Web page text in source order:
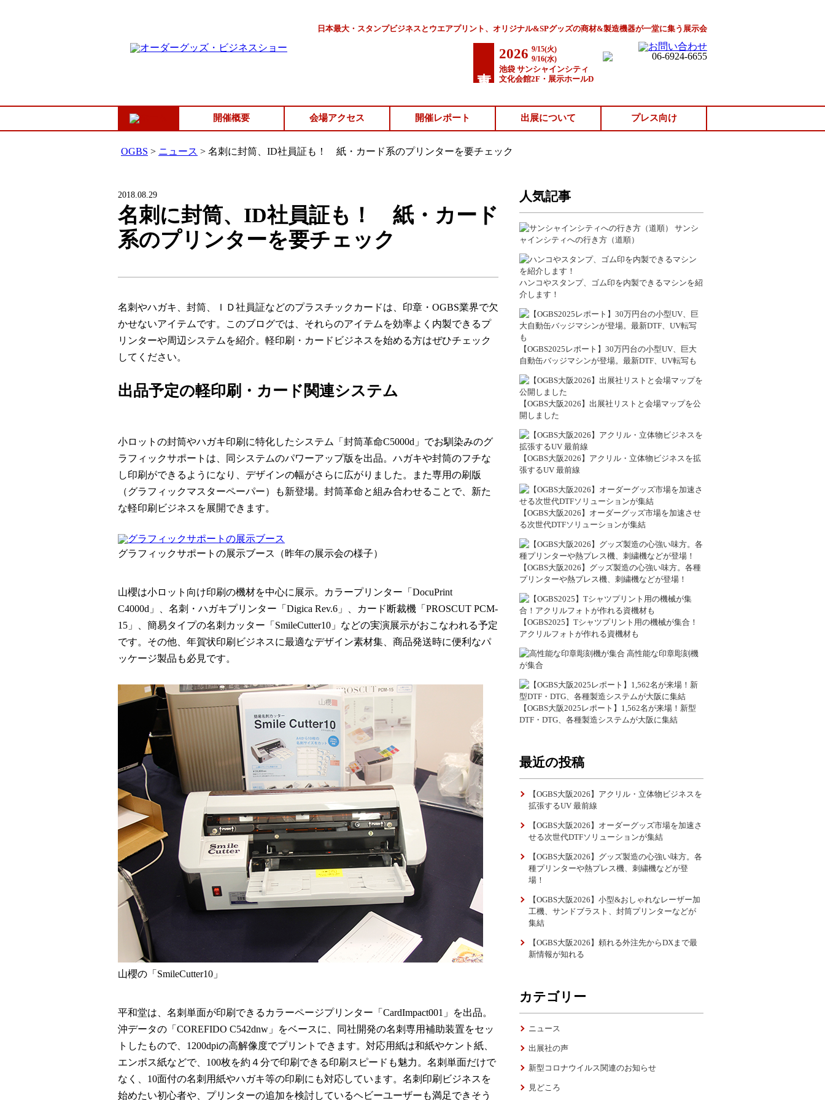
日本最大・スタンプビジネスとウエアプリント、オリジナル&SPグッズの商材&製造機器が一堂に集う展示会
2026 9/15(火)
9/16(水)
池袋 サンシャインシティ
文化会館2F・展示ホールD
開催概要 会場アクセス 開催レポート 出展について プレス向け
OGBS > ニュース > 名刺に封筒、ID社員証も！ 紙・カード系のプリンターを要チェック
2018.08.29
名刺に封筒、ID社員証も！ 紙・カード
系のプリンターを要チェック
名刺やハガキ、封筒、ＩＤ社員証などのプラスチックカードは、印章・OGBS業界で欠
かせないアイテムです。このブログでは、それらのアイテムを効率よく内製できるプ
リンターや周辺システムを紹介。軽印刷・カードビジネスを始める方はぜひチェック
してください。
出品予定の軽印刷・カード関連システム
小ロットの封筒やハガキ印刷に特化したシステム「封筒革命C5000d」でお馴染みのグ
ラフィックサポートは、同システムのパワーアップ版を出品。ハガキや封筒のフチな
し印刷ができるようになり、デザインの幅がさらに広がりました。また専用の刷版
（グラフィックマスターペーパー）も新登場。封筒革命と組み合わせることで、新た
な軽印刷ビジネスを展開できます。
グラフィックサポートの展示ブース（昨年の展示会の様子）
山櫻は小ロット向け印刷の機材を中心に展示。カラープリンター「DocuPrint
C4000d」、名刺・ハガキプリンター「Digica Rev.6」、カード断裁機「PROSCUT PCM-
15」、簡易タイプの名刺カッター「SmileCutter10」などの実演展示がおこなわれる予定
です。その他、年賀状印刷ビジネスに最適なデザイン素材集、商品発送時に便利なパ
ッケージ製品も必見です。
山櫻の「SmileCutter10」
平和堂は、名刺単面が印刷できるカラーページプリンター「CardImpact001」を出品。
沖データの「COREFIDO C542dnw」をベースに、同社開発の名刺専用補助装置をセッ
トしたもので、1200dpiの高解像度でプリントできます。対応用紙は和紙やケント紙、
エンボス紙などで、100枚を約４分で印刷できる印刷スピードも魅力。名刺単面だけで
なく、10面付の名刺用紙やハガキ等の印刷にも対応しています。名刺印刷ビジネスを
始めたい初心者や、プリンターの追加を検討しているヘビーユーザーも満足できそう
人気記事
サンシ
ャインシティへの行き方（道順）
ハンコやスタンプ、ゴム印を内製できるマシンを紹
介します！
【OGBS2025レポート】30万円台の小型UV、巨大
自動缶バッジマシンが登場。最新DTF、UV転写も
【OGBS大阪2026】出展社リストと会場マップを公
開しました
【OGBS大阪2026】アクリル・立体物ビジネスを拡
張するUV 最前線
【OGBS大阪2026】オーダーグッズ市場を加速させ
る次世代DTFソリューションが集結
【OGBS大阪2026】グッズ製造の心強い味方。各種
プリンターや熱プレス機、刺繍機などが登場！
【OGBS2025】Tシャツプリント用の機械が集合！
アクリルフォトが作れる資機材も
高性能な印章彫刻機
が集合
【OGBS大阪2025レポート】1,562名が来場！新型
DTF・DTG、各種製造システムが大阪に集結
最近の投稿
【OGBS大阪2026】アクリル・立体物ビジネスを
拡張するUV 最前線
【OGBS大阪2026】オーダーグッズ市場を加速さ
せる次世代DTFソリューションが集結
【OGBS大阪2026】グッズ製造の心強い味方。各
種プリンターや熱プレス機、刺繍機などが登
場！
【OGBS大阪2026】小型&おしゃれなレーザー加
工機、サンドブラスト、封筒プリンターなどが
集結
【OGBS大阪2026】頼れる外注先からDXまで最
新情報が知れる
カテゴリー
ニュース
出展社の声
新型コロナウイルス関連のお知らせ
見どころ